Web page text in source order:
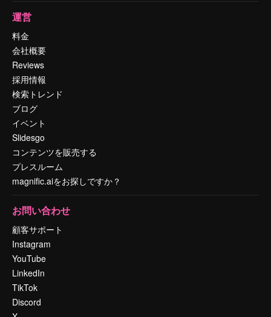
運営
料金
会社概要
Reviews
採用情報
検索トレンド
ブログ
イベント
Slidesgo
コンテンツを販売する
プレスルーム
magnific.aiをお探しですか？
お問い合わせ
顧客サポート
Instagram
YouTube
LinkedIn
TikTok
Discord